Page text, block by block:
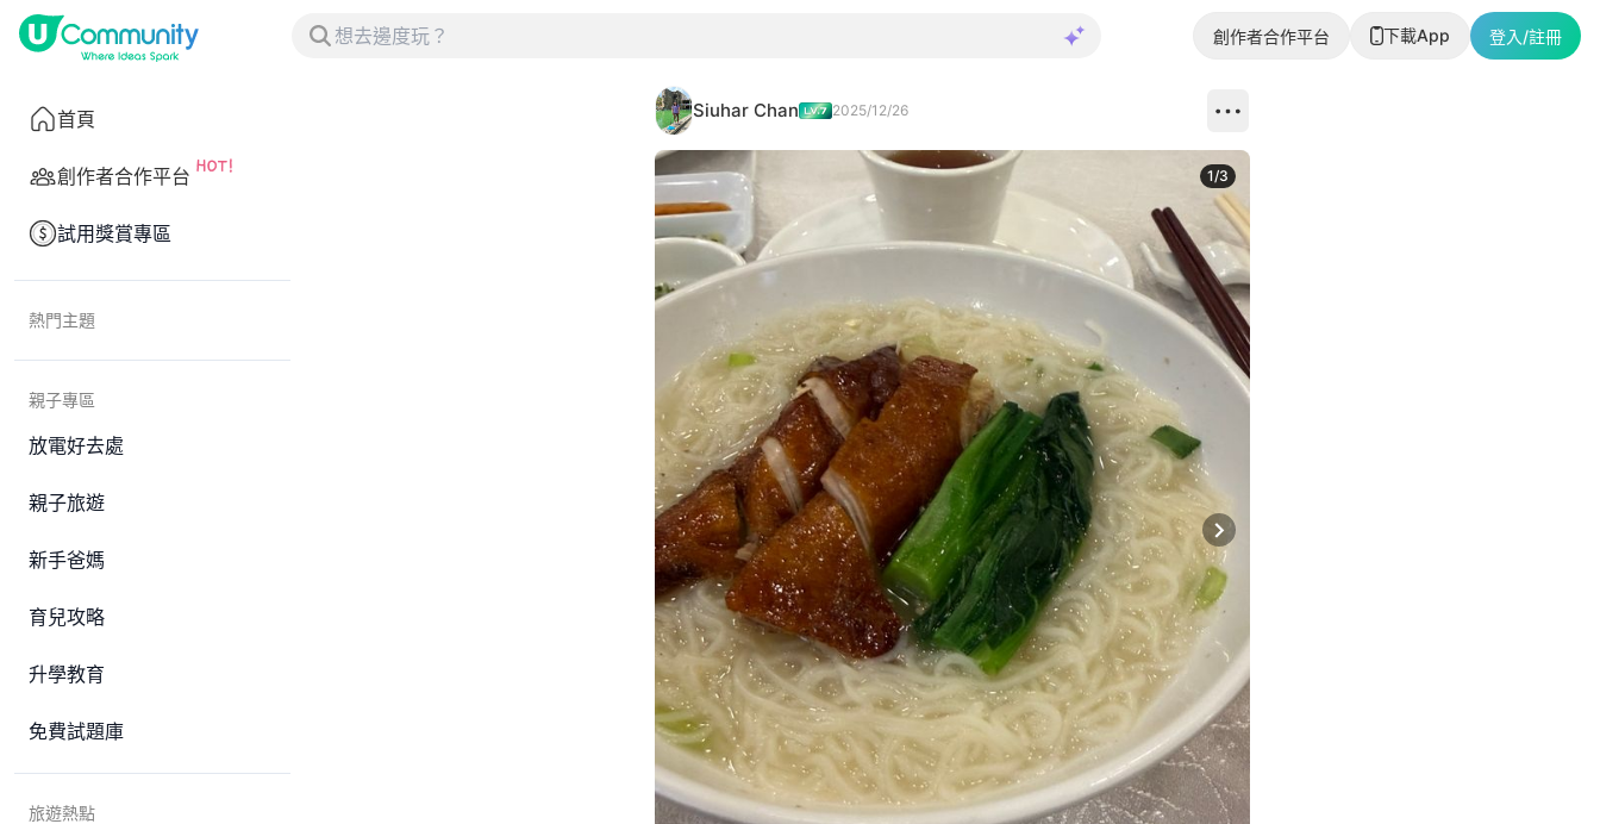
創作者合作平台 下載App 登入/註冊
首頁
創作者合作平台
試用獎賞專區
熱門主題
親子專區
放電好去處
親子旅遊
新手爸媽
育兒攻略
升學教育
免費試題庫
旅遊熱點
Siuhar Chan 2025/12/26
Next slide
1/3